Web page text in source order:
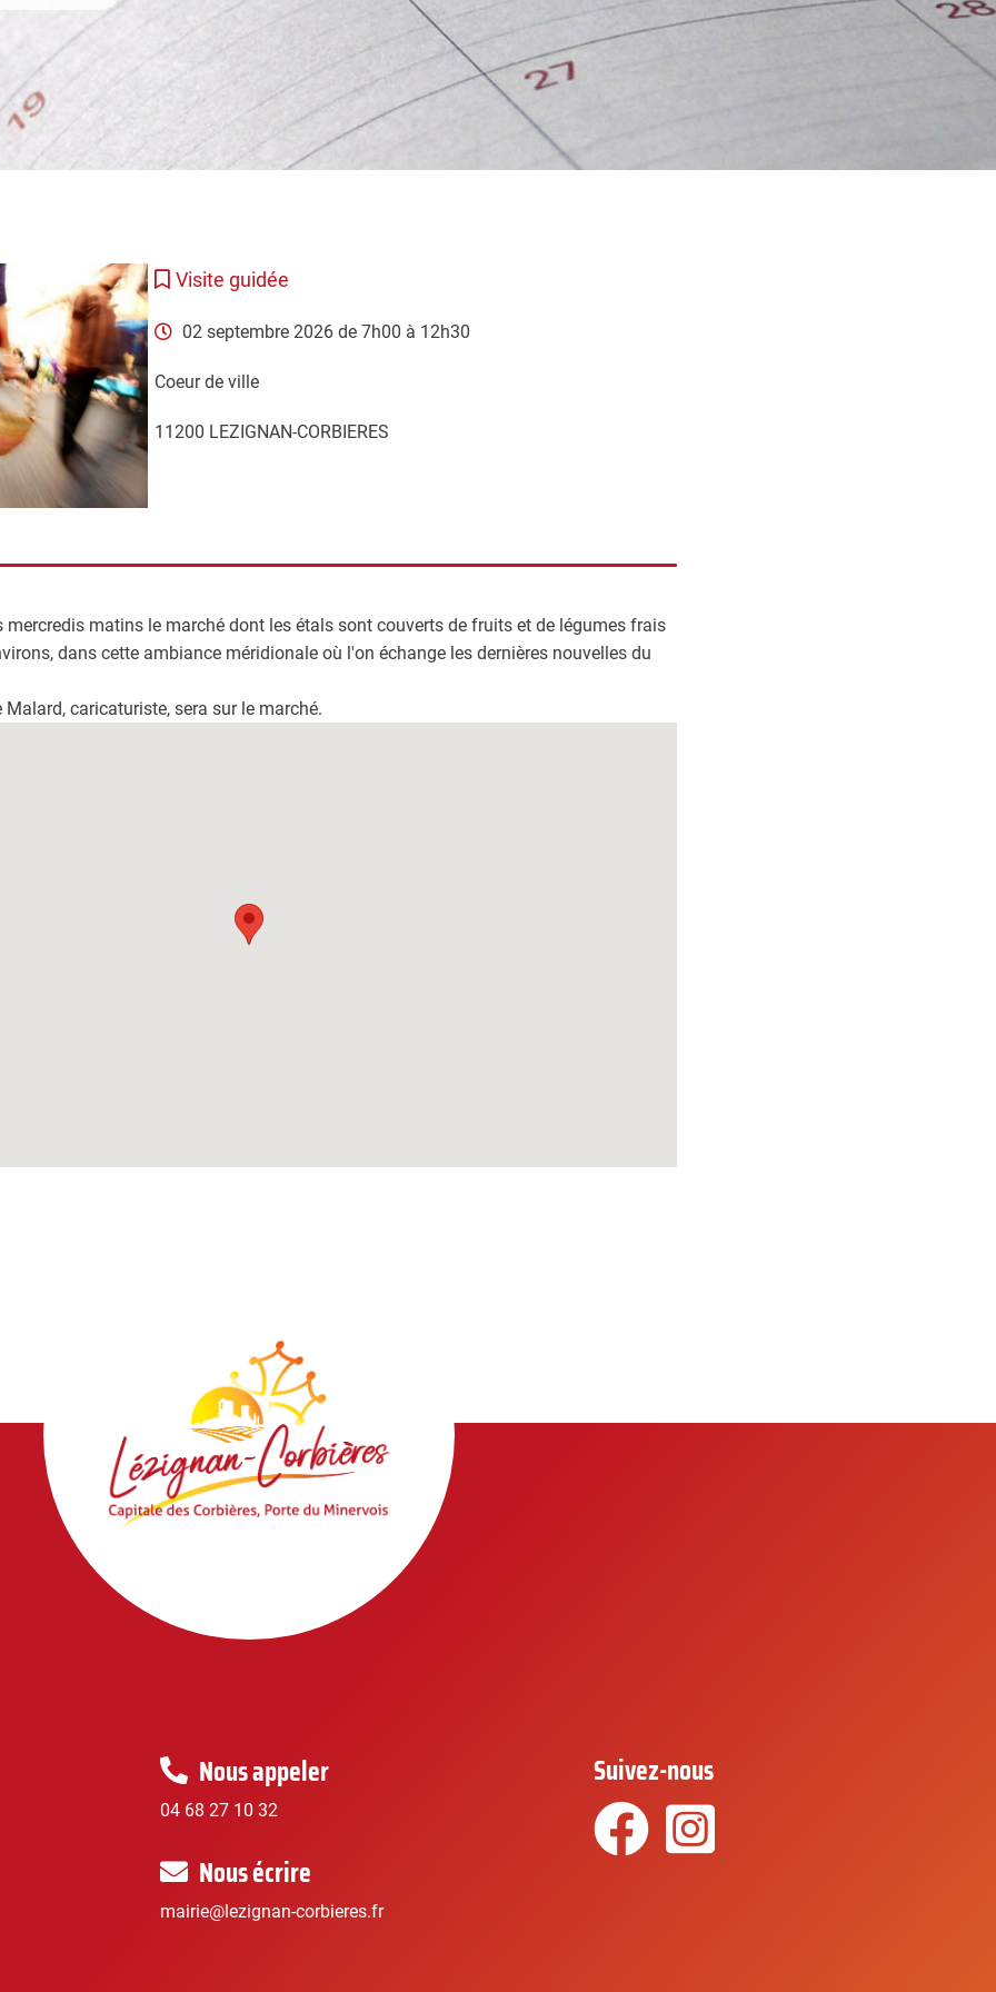
Visite guidée
02 septembre 2026 de 7h00 à 12h30
Coeur de ville
11200 LEZIGNAN-CORBIERES
mercredis matins le marché dont les étals sont couverts de fruits et de légumes frais
dans cette ambiance méridionale où l'on échange les dernières nouvelles du
caricaturiste, sera sur le marché.
Nous appeler
04 68 27 10 32
Nous écrire
mairie@lezignan-corbieres.fr
Suivez-nous
Facebook